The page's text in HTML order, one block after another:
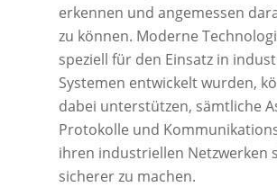
erkennen und angemessen
zu können. Moderne
speziell für den Einsatz in
Systemen entwickelt wurden,
dabei unterstützen, sämtliche
Protokolle und
ihren industriellen Netzwerken
sicherer zu machen.